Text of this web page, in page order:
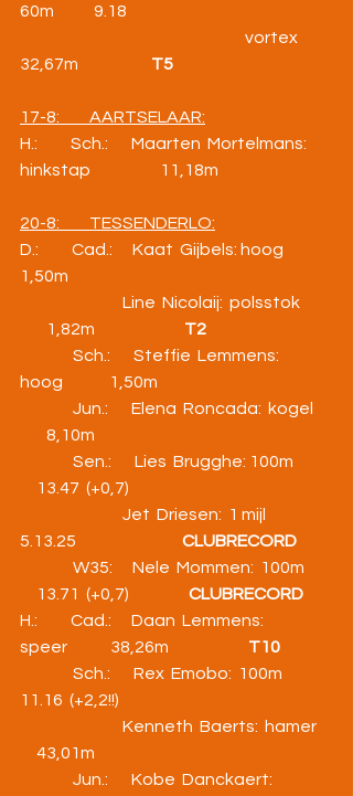
60m            9.18
vortex
32,67m T5
17-8:         AARTSELAAR:
H.:          Sch.:       Maarten  Mortelmans:
hinkstap                     11,18m
20-8:         TESSENDERLO:
D.:          Cad.:      Kaat  Gijbels: hoog
1,50m
Line  Nicolaij:  polsstok
1,82m T2
Sch.:       Steffie  Lemmens:
hoog              1,50m
Jun.:       Elena  Roncada:  kogel
8,10m
Sen.:       Lies  Brugghe: 100m
13.47  (+0,7)
Jet  Driesen:  1 mijl
5.13.25 CLUBRECORD
W35:      Nele  Mommen:  100m
13.71  (+0,7) CLUBRECORD
H.:          Cad.:      Daan  Lemmens:
speer             38,26m T10
Sch.:       Rex  Emobo:  100m
11.16  (+2,2!!)
Kenneth  Baerts:  hamer
43,01m
Jun.:       Kobe  Danckaert: